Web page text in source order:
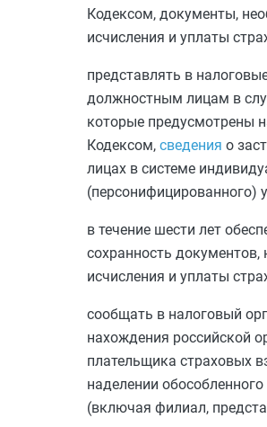
Кодексом, документы,
исчисления и уплаты
представлять в
должностным лицам в
которые предусмотрены
Кодексом, сведения о
лицах в системе
(персонифицированного)
в течение шести лет
сохранность
исчисления и уплаты
сообщать в налоговый
нахождения российской
плательщика страховых
наделении
(включая филиал,